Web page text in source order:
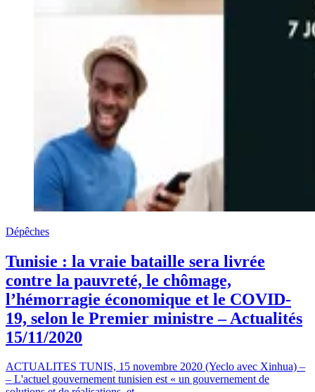
Dépêches
Tunisie : la vraie bataille sera livrée
contre la pauvreté, le chômage,
l’hémorragie économique et le COVID-
19, selon le Premier ministre – Actualités
15/11/2020
ACTUALITES TUNIS, 15 novembre 2020 (Yeclo avec Xinhua) –
– L'actuel gouvernement tunisien est « un gouvernement de